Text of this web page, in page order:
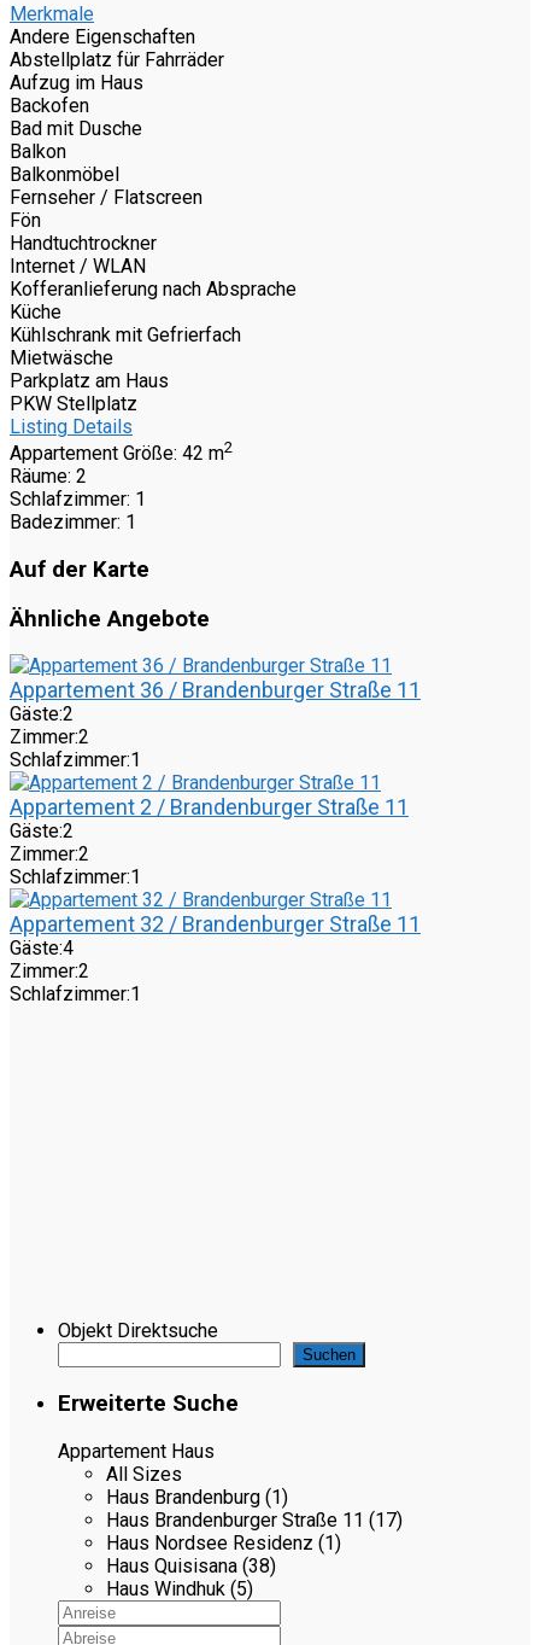
Merkmale
Andere Eigenschaften
Abstellplatz für Fahrräder
Aufzug im Haus
Backofen
Bad mit Dusche
Balkon
Balkonmöbel
Fernseher / Flatscreen
Fön
Handtuchtrockner
Internet / WLAN
Kofferanlieferung nach Absprache
Küche
Kühlschrank mit Gefrierfach
Mietwäsche
Parkplatz am Haus
PKW Stellplatz
Listing Details
Appartement Größe: 42 m2
Räume: 2
Schlafzimmer: 1
Badezimmer: 1
Auf der Karte
Ähnliche Angebote
Appartement 36 / Brandenburger Straße 11
Gäste:2
Zimmer:2
Schlafzimmer:1
Appartement 2 / Brandenburger Straße 11
Gäste:2
Zimmer:2
Schlafzimmer:1
Appartement 32 / Brandenburger Straße 11
Gäste:4
Zimmer:2
Schlafzimmer:1
Objekt Direktsuche
Suchen
Erweiterte Suche
Appartement Haus
All Sizes
Haus Brandenburg (1)
Haus Brandenburger Straße 11 (17)
Haus Nordsee Residenz (1)
Haus Quisisana (38)
Haus Windhuk (5)